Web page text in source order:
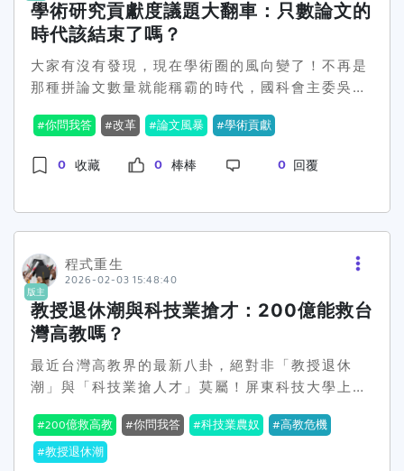
派的觀點直指「興趣」和「適合的工作」才是王
道。不少網友分享自己的故事，有人進一步表示
「找到自己的興趣和適合的工作後才過得充實」，
甚至鼓勵大家去追尋真心喜歡的事。🌟反觀那些被
能讓人生變得更美好。這對許多準大學生來說，無
持續快樂的，還是那份來自內心的平靜與滿足。所
是興趣還是背景？或是說，能讓我們真心滿足的，
要不要先清楚自己的心要什麼？❤️
學術研究貢獻度議題大翻車：只數論文的
時代該結束了嗎？
大家有沒有發現，現在學術圈的風向變了！不再是
那種拼論文數量就能稱霸的時代，國科會主委吳誠
度」才是未來的重點。他強調，不能只看那幾篇論
文，真正要重視的，應該是研究對社會和產業的影
響。這消息一出，一些人覺得這是早該改革的方
等於學術成就嗎？這背後的爭議其實不小。雖然教
但問題來了，怎麼衡量「貢獻度」這種難量化的東
西？國立科技大學和台大等院校都提到，質量提升
和技轉是可以努力的方向，但到底要怎麼在短時間
內達到，不免讓人覺得有點空談。再者，這樣的改
革會讓學術界的排名體制受到什麼樣影響？在台科
大，校長們甚至坦言現在的量化指標雖然容易執
行，但貢獻度的範圍要怎麼界定真的很難。教育部
長鄭英耀倒是提到，要多考慮研究、教學、服務這
三個面向，他認為學術的目的不單在於論文的數
字，而是更深層次的社會效益。有人說這是好事，
你問我答 改革 論文風暴 學術貢獻
0 收藏 0 棒棒 0 回覆
版主
程式重生
2026-02-03 15:48:40
教授退休潮與科技業搶才：200億能救台
灣高教嗎？
最近台灣高教界的最新八卦，絕對非「教授退休
潮」與「科技業搶人才」莫屬！屏東科技大學上剛
界的吐槽大會，所有人都在搶著講教授退休潮和人
才荒兩件事。然後最厲害的，是政府直接砸下200
200億救高教 你問我答 科技業農奴
高教危機
教授退休潮